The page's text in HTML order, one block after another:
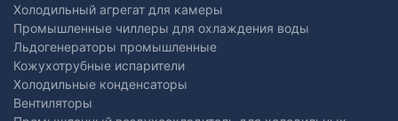
Холодильный агрегат для камеры
Промышленные чиллеры для охлаждения воды
Льдогенераторы промышленные
Кожухотрубные испарители
Холодильные конденсаторы
Вентиляторы